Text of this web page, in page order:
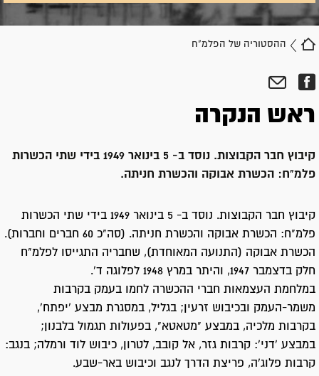
ההסטוריה של הפלמ"ח
ראש הנקרה
קיבוץ חבר הקבוצות. נוסד ב- 5 בינואר 1949 בידי שתי הכשרות
פלמ"ח: הכשרת אבוקה והכשרת חניתה.
קיבוץ חבר הקבוצות. נוסד ב- 5 בינואר 1949 בידי שתי הכשרות
פלמ"ח: הכשרת אבוקה והכשרת חניתה. (סה"כ 60 חברים וחברות).
הכשרת אבוקה (התנועה המאוחדת), שחבריה התגייסו לפלמ"ח
חלק בדצמבר 1947, והיתר במרץ 1948 לפלוגה ד'.
במלחמת העצמאות חברי ההכשרה לחמו בעמק בקרבות
משמר-העמק ובכיבוש זרעין; בגליל, במסגרת מבצע 'יפתח',
בקרבות מלכיה, במבצע "מטאטא", בפעולות תגמול בלבנון;
במבצע 'דני': קרבות גזר, אל קובב, לטרון, כיבוש לוד ורמלה; בנגב:
קרבות פלוג'ה, פריצת הדרך לנגב וכיבוש באר-שבע.